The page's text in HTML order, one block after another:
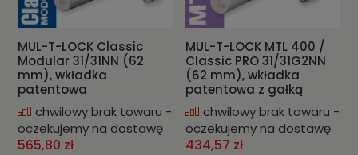
MUL-T-LOCK Classic
Modular 31/31NN (62
mm), wkładka
patentowa
chwilowy brak towaru -
oczekujemy na dostawę
565,80 zł
MUL-T-LOCK MTL 400 /
Classic PRO 31/31G2NN
(62 mm), wkładka
patentowa z gałką
chwilowy brak towaru -
oczekujemy na dostawę
434,57 zł